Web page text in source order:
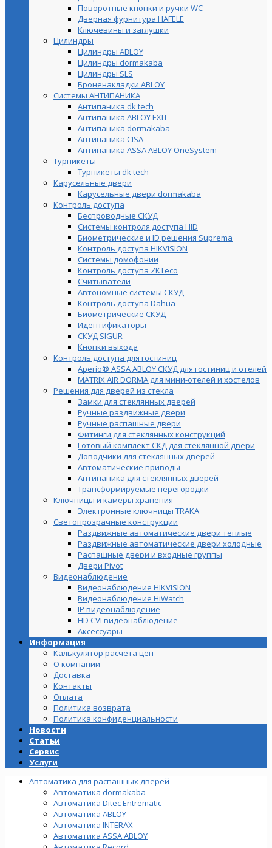
Поворотные кнопки и ручки WC
Дверная фурнитура HAFELE
Ключевины и заглушки
Цилиндры
Цилиндры ABLOY
Цилиндры dormakaba
Цилиндры SLS
Броненакладки ABLOY
Системы АНТИПАНИКА
Антипаника dk tech
Антипаника ABLOY EXIT
Антипаника dormakaba
Антипаника СISA
Антипаника ASSA ABLOY OneSystem
Турникеты
Турникеты dk tech
Карусельные двери
Карусельные двери dormakaba
Контроль доступа
Беспроводные СКУД
Системы контроля доступа HID
Биометрические и ID решения Suprema
Контроль доступа HIKVISION
Системы домофонии
Контроль доступа ZKTeco
Считыватели
Автономные системы СКУД
Контроль доступа Dahua
Биометрические СКУД
Идентификаторы
СКУД SIGUR
Кнопки выхода
Контроль доступа для гостиниц
Aperio® ASSA ABLOY СКУД для гостиниц и отелей
MATRIX AIR DORMA для мини-отелей и хостелов
Решения для дверей из стекла
Замки для стеклянных дверей
Ручные раздвижные двери
Ручные распашные двери
Фитинги для стеклянных конструкций
Готовый комплект СКД для стеклянной двери
Доводчики для стеклянных дверей
Автоматические приводы
Антипаника для стеклянных дверей
Трансформируемые перегородки
Ключницы и камеры хранения
Электронные ключницы TRAKA
Светопрозрачные конструкции
Раздвижные автоматические двери теплые
Раздвижные автоматические двери холодные
Распашные двери и входные группы
Двери Pivot
Видеонаблюдение
Видеонаблюдение HIKVISION
Видеонаблюдение HiWatch
IP видеонаблюдение
HD CVI видеонаблюдение
Аксессуары
Информация
Калькулятор расчета цен
О компании
Доставка
Контакты
Оплата
Политика возврата
Политика конфиденциальности
Новости
Статьи
Сервис
Услуги
Автоматика для распашных дверей
Автоматика dormakaba
Автоматика Ditec Entrematic
Автоматика ABLOY
Автоматика INTERAX
Автоматика ASSA ABLOY